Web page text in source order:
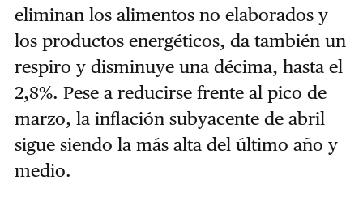
eliminan los alimentos no elaborados y
los productos energéticos, da también un
respiro y disminuye una décima, hasta el
2,8%. Pese a reducirse frente al pico de
marzo, la inflación subyacente de abril
sigue siendo la más alta del último año y
medio.